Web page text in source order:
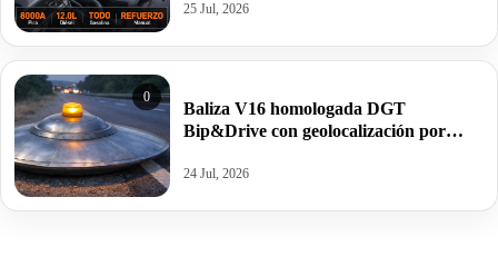
119,99€.
25 Jul, 2026
0
Baliza V16 homologada DGT
Bip&Drive con geolocalización por
24 Jul, 2026